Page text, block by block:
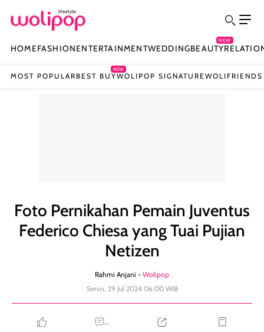
HOMEFASHIONENTERTAINMENTWEDDINGBEAUTY
NEW
MOST POPULAR BEST BUY
NEW
WOLIPOP SIGNATUREWOLIFRIENDS
Foto Pernikahan Pemain Juventus
Federico Chiesa yang Tuai Pujian
Netizen
Rahmi Anjani - Wolipop
Senin, 29 Jul 2024 06:00 WIB
...